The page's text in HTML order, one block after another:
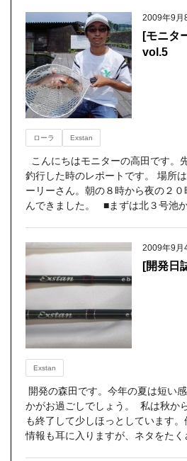
2009年9月
[モニタ
vol.5
ローラ Exstan
こんにちはモニターの高田です。
釣行した時のレポートです。 場所
ーリーさん。朝の８時から夜の２
んできました。 ■まずは北３号池か
2009年9月
[開発日
Exstan
開発の森田です。今年の夏は短い
かがお過ごしでしょう。 私は秋か
も終了して少しほっとしています
情報も耳に入りますが、ネタをたく